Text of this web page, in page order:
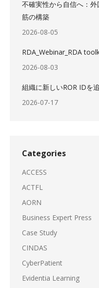
不確実性から自信へ：
筋の構築
2026-08-05
RDA_Webinar_RDA
2026-08-03
組織に新しいROR IDを
2026-07-17
Categories
ACCESS
ACTFL
AORN
Business Expert Press
Case Study
CINDAS
CyberPatient
Evidentia Learning